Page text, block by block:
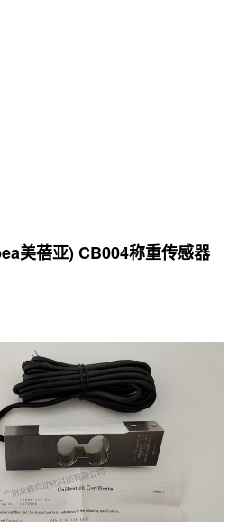
美蓓亚) CB004称重传感器